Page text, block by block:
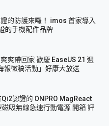
的防護來囉！ imos 首家導入
的手機配件品牌
爽帶回家 歡慶 EaseUS 21 週
報徵稿活動」好康大放送
認證的 ONPRO MagReact
吸無線急速行動電源 開箱 評